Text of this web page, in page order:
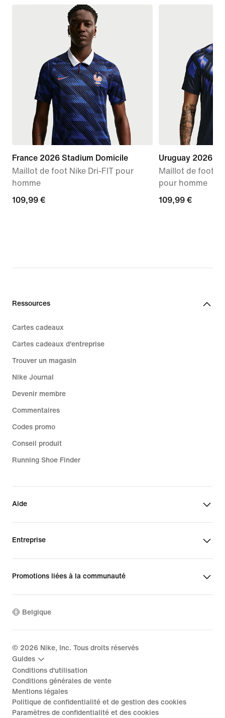
France 2026 Stadium Domicile
Maillot de foot Nike Dri-FIT pour
homme
109,99 €
109,99 €
Uruguay 2026
Maillot de foot
pour homme
109,99 €
109,99 €
Ressources
Cartes cadeaux
Cartes cadeaux d'entreprise
Trouver un magasin
Nike Journal
Devenir membre
Commentaires
Codes promo
Conseil produit
Running Shoe Finder
Aide
Entreprise
Promotions liées à la communauté
Belgique
© 2026 Nike, Inc. Tous droits réservés
Guides
Conditions d'utilisation
Conditions générales de vente
Mentions légales
Politique de confidentialité et de gestion des cookies
Paramètres de confidentialité et des cookies